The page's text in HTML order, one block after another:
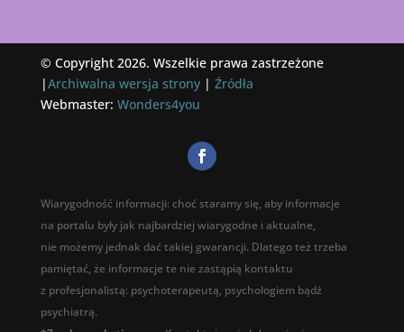
© Copyright 2026. Wszelkie prawa zastrzeżone
|Archiwalna wersja strony| Źródła
Webmaster: Wonders4you
Wiarygodność informacji: choć staramy się, aby informacje
na portalu były jak najbardziej wiarygodne i aktualne,
nie możemy jednak dać takiej gwarancji. Dlatego też trzeba
pamiętać, że informacje te nie zastąpią kontaktu
z profesjonalistą: psychoterapeutą, psychologiem bądź
psychiatrą.